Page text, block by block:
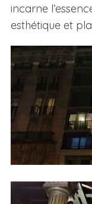
incarne
esthétique et